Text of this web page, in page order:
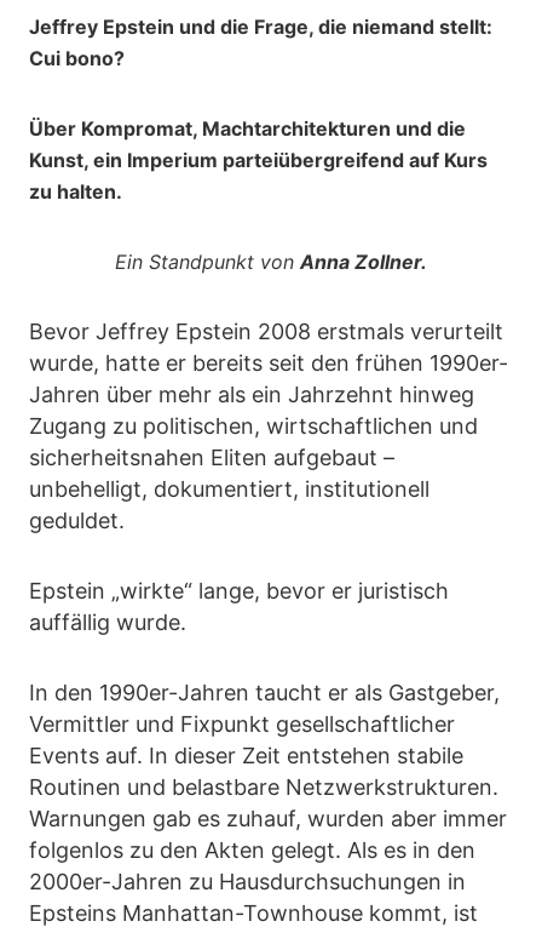
Jeffrey Epstein und die Frage, die niemand stellt:
Cui bono?
Über Kompromat, Machtarchitekturen und die
Kunst, ein Imperium parteiübergreifend auf Kurs
zu halten.
Ein Standpunkt vonAnna Zollner.
Bevor Jeffrey Epstein 2008 erstmals verurteilt
wurde, hatte er bereits seit den frühen 1990er-
Jahren über mehr als ein Jahrzehnt hinweg
Zugang zu politischen, wirtschaftlichen und
sicherheitsnahen Eliten aufgebaut –
unbehelligt, dokumentiert, institutionell
geduldet.
Epstein „wirkte“ lange, bevor er juristisch
auffällig wurde.
In den 1990er-Jahren taucht er als Gastgeber,
Vermittler und Fixpunkt gesellschaftlicher
Events auf. In dieser Zeit entstehen stabile
Routinen und belastbare Netzwerkstrukturen.
Warnungen gab es zuhauf, wurden aber immer
folgenlos zu den Akten gelegt. Als es in den
2000er-Jahren zu Hausdurchsuchungen in
Epsteins Manhattan-Townhouse kommt, ist